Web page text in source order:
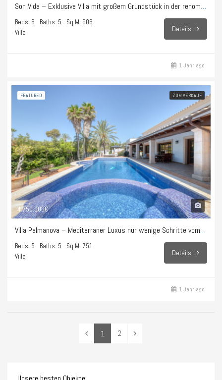
Son Vida – Exklusive Villa mit großem Grundstück in der renommierten Gegend von Son Vida.
Beds: 6 Baths: 5
Sq M: 906
Villa
Details
1 Jahr ago
FEATURED ZUM VERKAUF
4.750.000€
Villa Palmanova – Mediterraner Luxus nur wenige Schritte vom Strand entfernt
Beds: 5 Baths: 5
Sq M: 751
Villa
Details
1 Jahr ago
1 2